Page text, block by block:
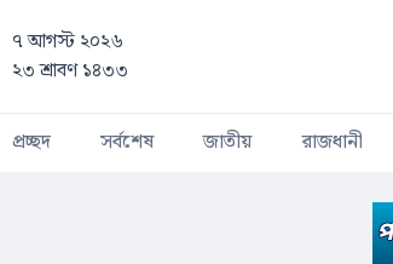
৭ আগস্ট ২০২৬
২৩ শ্রাবণ ১৪৩৩
প্রচ্ছদ সর্বশেষ জাতীয় রাজধানী